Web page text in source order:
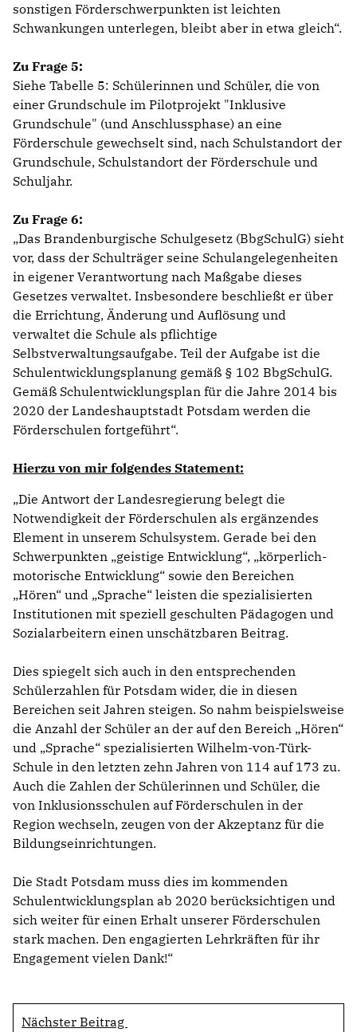
sonstigen Förderschwerpunkten ist leichten
Schwankungen unterlegen, bleibt aber in etwa gleich“.
Zu Frage 5:
Siehe Tabelle 5: Schülerinnen und Schüler, die von
einer Grundschule im Pilotprojekt "Inklusive
Grundschule" (und Anschlussphase) an eine
Förderschule gewechselt sind, nach Schulstandort der
Grundschule, Schulstandort der Förderschule und
Schuljahr.
Zu Frage 6:
Das Brandenburgische Schulgesetz (BbgSchulG) sieht
vor, dass der Schulträger seine Schulangelegenheiten
in eigener Verantwortung nach Maßgabe dieses
Gesetzes verwaltet. Insbesondere beschließt er über
die Errichtung, Änderung und Auflösung und
verwaltet die Schule als pflichtige
Selbstverwaltungsaufgabe. Teil der Aufgabe ist die
Schulentwicklungsplanung gemäß § 102 BbgSchulG.
Gemäß Schulentwicklungsplan für die Jahre 2014 bis
2020 der Landeshauptstadt Potsdam werden die
Förderschulen fortgeführt“.
Hierzu von mir folgendes Statement:
Die Antwort der Landesregierung belegt die
Notwendigkeit der Förderschulen als ergänzendes
Element in unserem Schulsystem. Gerade bei den
Schwerpunkten „geistige Entwicklung“, „körperlich-
motorische Entwicklung“ sowie den Bereichen
Hören“ und „Sprache“ leisten die spezialisierten
Institutionen mit speziell geschulten Pädagogen und
Sozialarbeitern einen unschätzbaren Beitrag.
Dies spiegelt sich auch in den entsprechenden
Schülerzahlen für Potsdam wider, die in diesen
Bereichen seit Jahren steigen. So nahm beispielsweise
die Anzahl der Schüler an der auf den Bereich „Hören“
und „Sprache“ spezialisierten Wilhelm-von-Türk-
Schule in den letzten zehn Jahren von 114 auf 173 zu.
Auch die Zahlen der Schülerinnen und Schüler, die
von Inklusionsschulen auf Förderschulen in der
Region wechseln, zeugen von der Akzeptanz für die
Bildungseinrichtungen.
Die Stadt Potsdam muss dies im kommenden
Schulentwicklungsplan ab 2020 berücksichtigen und
sich weiter für einen Erhalt unserer Förderschulen
stark machen. Den engagierten Lehrkräften für ihr
Engagement vielen Dank!“
Nächster Beitrag